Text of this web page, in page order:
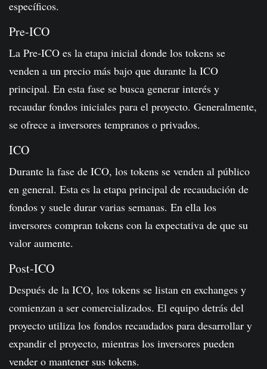
específicos.
Pre-ICO
La Pre-ICO es la etapa inicial donde los tokens se
venden a un precio más bajo que durante la ICO
principal. En esta fase se busca generar interés y
recaudar fondos iniciales para el proyecto. Generalmente,
se ofrece a inversores tempranos o privados.
ICO
Durante la fase de ICO, los tokens se venden al público
en general. Esta es la etapa principal de recaudación de
fondos y suele durar varias semanas. En ella los
inversores compran tokens con la expectativa de que su
valor aumente.
Post-ICO
Después de la ICO, los tokens se listan en exchanges y
comienzan a ser comercializados. El equipo detrás del
proyecto utiliza los fondos recaudados para desarrollar y
expandir el proyecto, mientras los inversores pueden
vender o mantener sus tokens.